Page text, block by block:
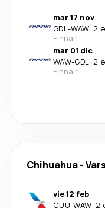
mar 17 nov
GDL-WAW· 2
Finnair
mar 01 dic
WAW-GDL· 2
Finnair
Chihuahua-
vie 12 feb
CUU-WAW· 2